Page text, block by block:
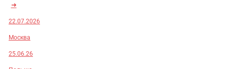
➜
22.07.2026
Москва
25.06.26